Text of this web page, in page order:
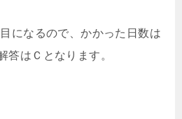
になるので、かかった日数は
答はＣとなります。